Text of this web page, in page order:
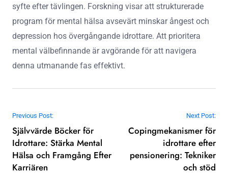
syfte efter tävlingen. Forskning visar att strukturerade
program för mental hälsa avsevärt minskar ångest och
depression hos övergångande idrottare. Att prioritera
mental välbefinnande är avgörande för att navigera
denna utmanande fas effektivt.
Post navigation
Previous Post:
Självvärde Böcker för
Idrottare: Stärka Mental
Hälsa och Framgång Efter
Karriären
Next Post:
Copingmekanismer för
idrottare efter
pensionering: Tekniker
och stöd